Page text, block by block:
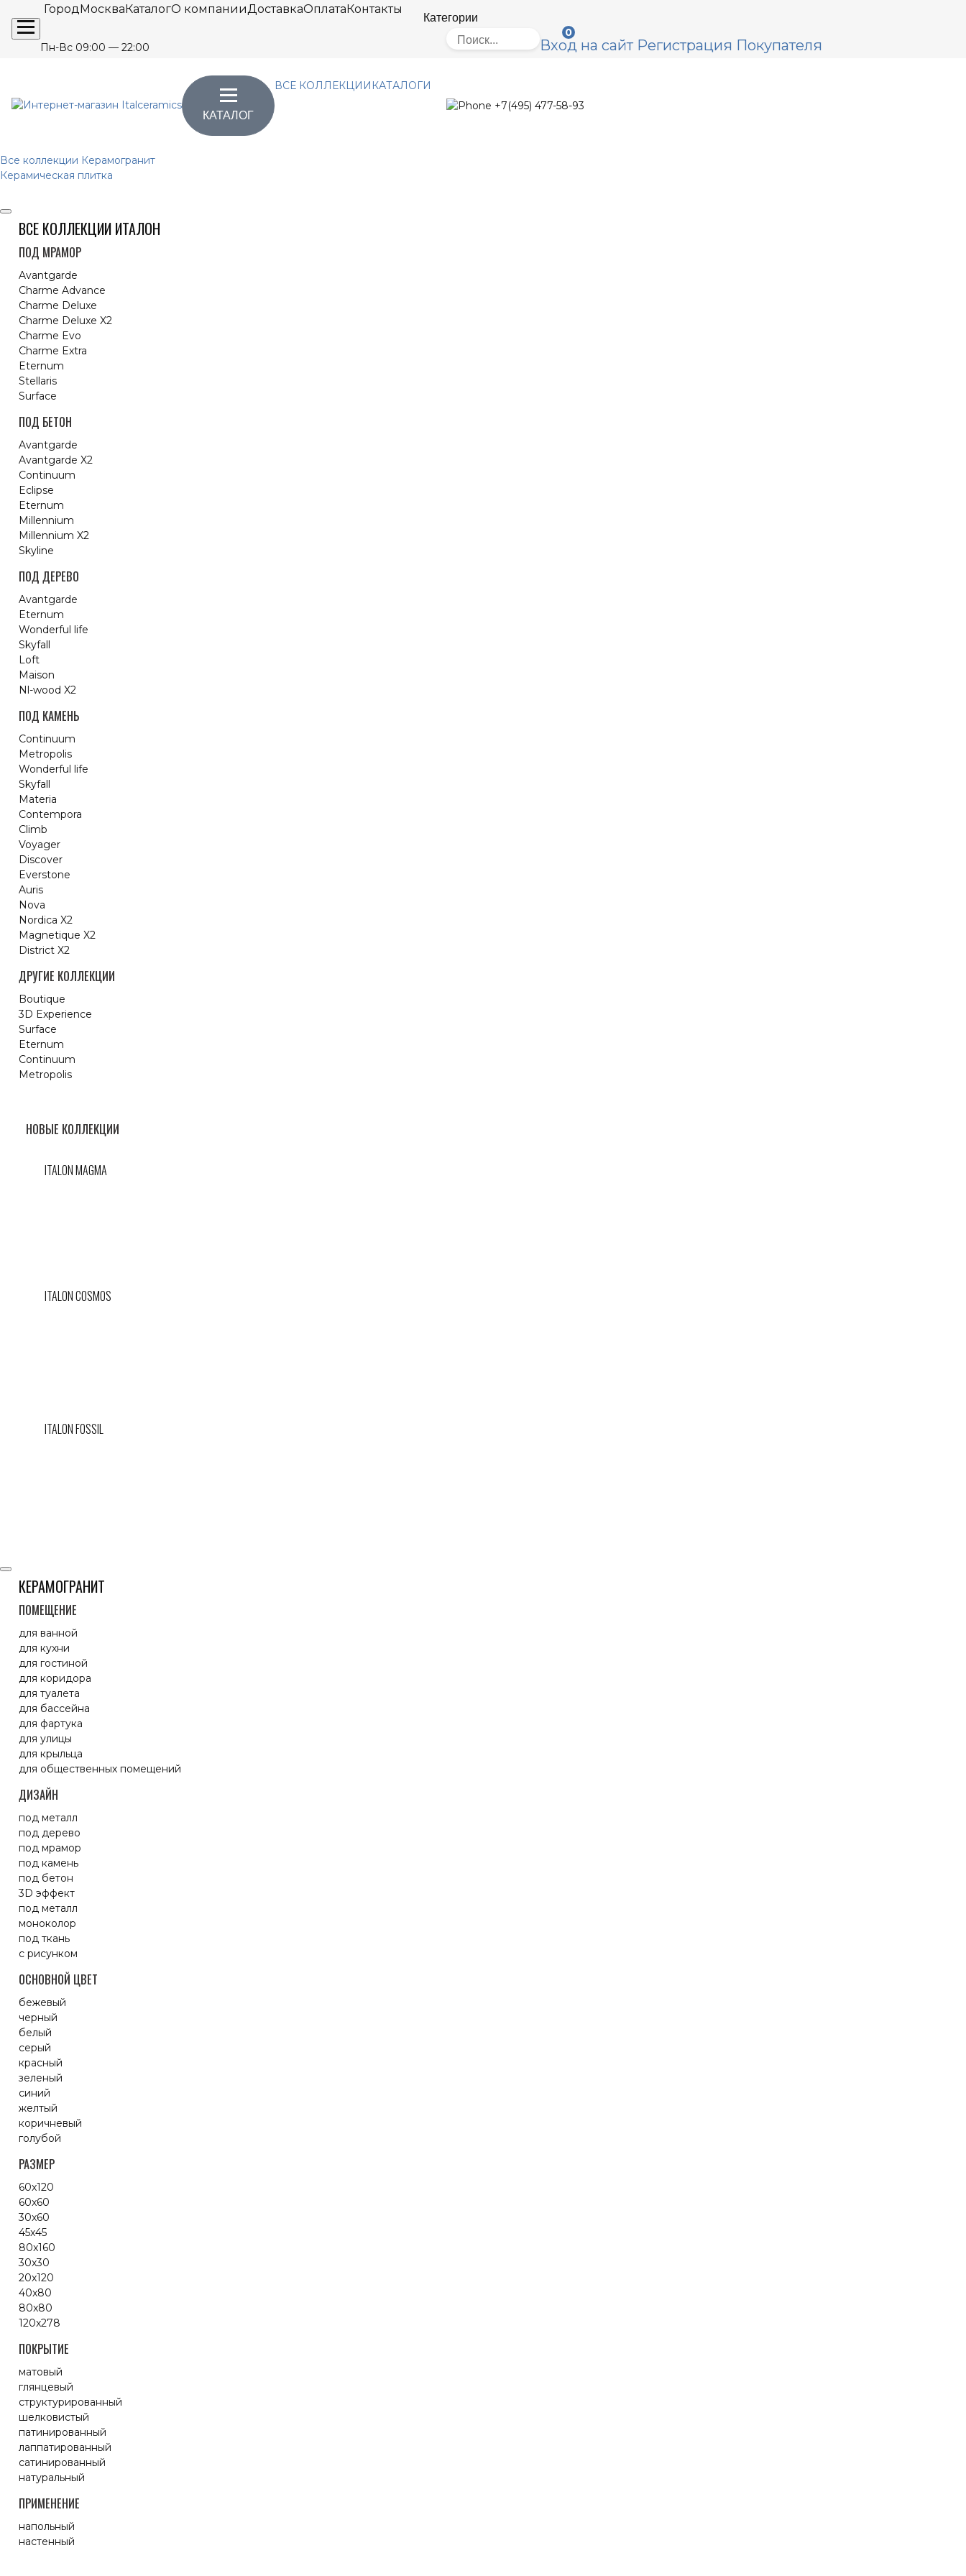
Город Москва КаталогО компанииДоставкаОплата Контакты
Категории
Пн-Вс 09:00 — 22:00 Вход на сайт Регистрация Покупателя
0
КАТАЛОГ
ВСЕ КОЛЛЕКЦИИ КАТАЛОГИ
+7(495) 477-58-93
Все коллекции Керамогранит
Керамическая плитка
ВСЕ КОЛЛЕКЦИИ ИТАЛОН
ПОД МРАМОР
Avantgarde
Charme Advance
Charme Deluxe
Charme Deluxe X2
Charme Evo
Charme Extra
Eternum
Stellaris
Surface
ПОД БЕТОН
Avantgarde
Avantgarde X2
Continuum
Eclipse
Eternum
Millennium
Millennium X2
Skyline
ПОД ДЕРЕВО
Avantgarde
Eternum
Wonderful life
Skyfall
Loft
Maison
Nl-wood X2
ПОД КАМЕНЬ
Continuum
Metropolis
Wonderful life
Skyfall
Materia
Contempora
Climb
Voyager
Discover
Everstone
Auris
Nova
Nordica X2
Magnetique X2
District X2
ДРУГИЕ КОЛЛЕКЦИИ
Boutique
3D Experience
Surface
Eternum
Continuum
Metropolis
НОВЫЕ КОЛЛЕКЦИИ
ITALON MAGMA
ITALON COSMOS
ITALON FOSSIL
КЕРАМОГРАНИТ
ПОМЕЩЕНИЕ
для ванной
для кухни
для гостиной
для коридора
для туалета
для бассейна
для фартука
для улицы
для крыльца
для общественных помещений
ДИЗАЙН
под металл
под дерево
под мрамор
под камень
под бетон
3D эффект
под металл
моноколор
под ткань
с рисунком
ОСНОВНОЙ ЦВЕТ
бежевый
черный
белый
серый
красный
зеленый
синий
желтый
коричневый
голубой
РАЗМЕР
60x120
60x60
30x60
45x45
80x160
30x30
20x120
40x80
80x80
120x278
ПОКРЫТИЕ
матовый
глянцевый
структурированный
шелковистый
патинированный
лаппатированный
сатинированный
натуральный
ПРИМЕНЕНИЕ
напольный
настенный